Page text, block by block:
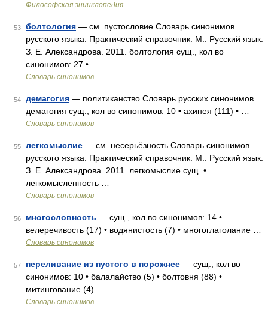
Философская энциклопедия
53 болтология — см. пустословие Словарь синонимов
русского языка. Практический справочник. М.: Русский язык.
З. Е. Александрова. 2011. болтология сущ., кол во
синонимов: 27 • …
Словарь синонимов
54 демагогия — политиканство Словарь русских синонимов.
демагогия сущ., кол во синонимов: 10 • ахинея (111) • …
Словарь синонимов
55 легкомыслие — см. несерьёзность Словарь синонимов
русского языка. Практический справочник. М.: Русский язык.
З. Е. Александрова. 2011. легкомыслие сущ. •
легкомысленность …
Словарь синонимов
56 многословность — сущ., кол во синонимов: 14 •
велеречивость (17) • водянистость (7) • многоглаголание …
Словарь синонимов
57 переливание из пустого в порожнее — сущ., кол во
синонимов: 10 • балалайство (5) • болтовня (88) •
митингование (4) …
Словарь синонимов